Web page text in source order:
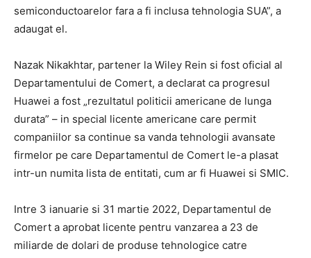
semiconductoarelor fara a fi inclusa tehnologia SUA”, a
adaugat el.
Nazak Nikakhtar, partener la Wiley Rein si fost oficial al
Departamentului de Comert, a declarat ca progresul
Huawei a fost „rezultatul politicii americane de lunga
durata” – in special licente americane care permit
companiilor sa continue sa vanda tehnologii avansate
firmelor pe care Departamentul de Comert le-a plasat
intr-un numita lista de entitati, cum ar fi Huawei si SMIC.
Intre 3 ianuarie si 31 martie 2022, Departamentul de
Comert a aprobat licente pentru vanzarea a 23 de
miliarde de dolari de produse tehnologice catre